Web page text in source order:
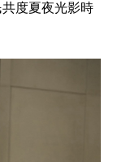
度夏夜光影時